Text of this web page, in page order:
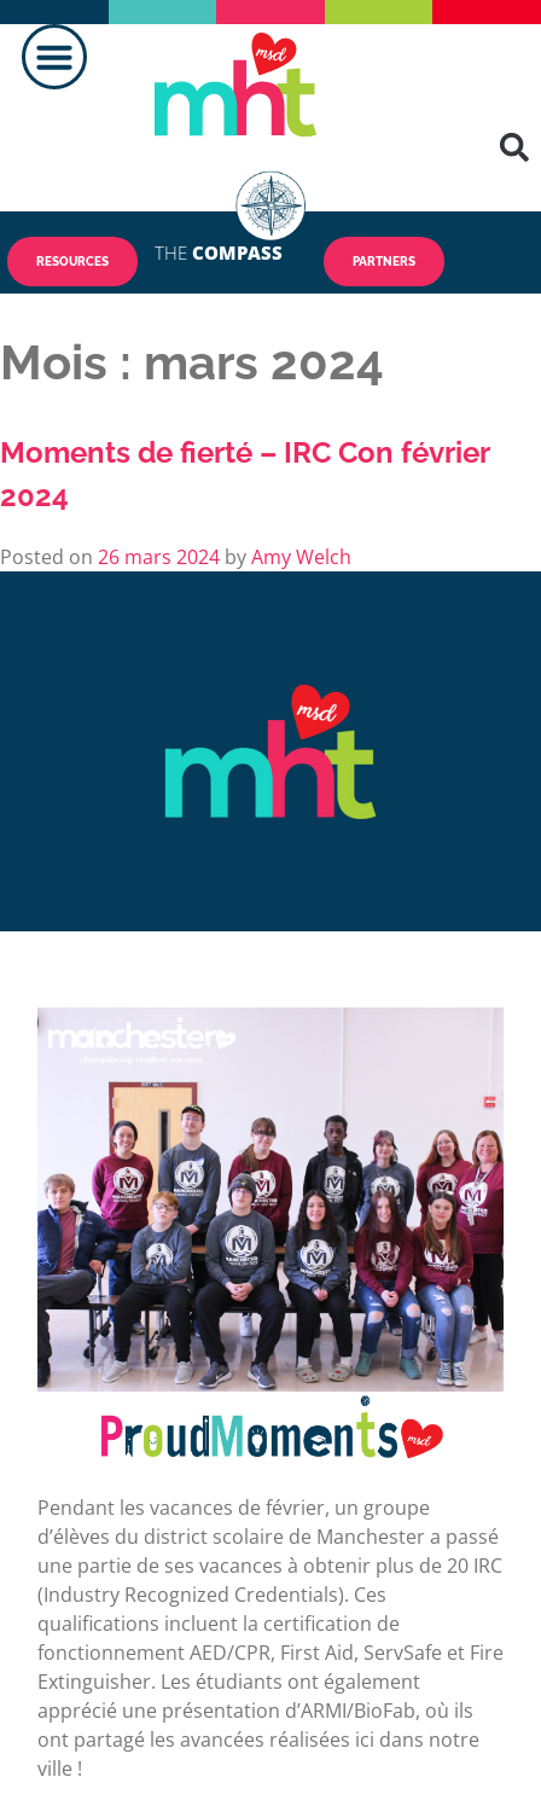
RESOURCES THE COMPASS PARTNERS
Mois : mars 2024
Moments de fierté – IRC Con février
2024
Posted on 26 mars 2024 byAmy Welch
Pendant les vacances de février, un groupe
d’élèves du district scolaire de Manchester a passé
une partie de ses vacances à obtenir plus de 20 IRC
(Industry Recognized Credentials). Ces
qualifications incluent la certification de
fonctionnement AED/CPR, First Aid, ServSafe et Fire
Extinguisher. Les étudiants ont également
apprécié une présentation d’ARMI/BioFab, où ils
ont partagé les avancées réalisées ici dans notre
ville !